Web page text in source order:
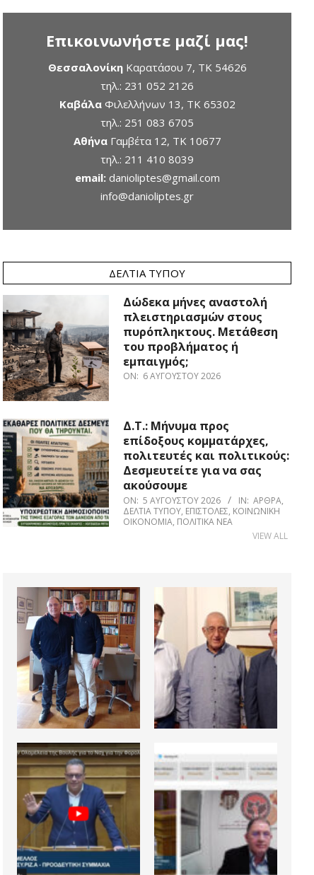
Επικοινωνήστε μαζί μας!
ΘεσσαλονίκηΚαρατάσου 7, TK 54626
τηλ.: 231 052 2126
ΚαβάλαΦιλελλήνων 13, ΤΚ 65302
τηλ.: 251 083 6705
ΑθήναΓαμβέτα 12, ΤΚ 10677
τηλ.: 211 410 8039
email: danioliptes@gmail.com
info@danioliptes.gr
ΔΕΛΤΊΑ ΤΎΠΟΥ
Δώδεκα μήνες αναστολή
πλειστηριασμών στους
πυρόπληκτους. Μετάθεση
του προβλήματος ή
εμπαιγμός;
ON: 6 ΑΥΓΟΎΣΤΟΥ 2026
Δ.Τ.: Μήνυμα προς
επίδοξους κομματάρχες,
πολιτευτές και πολιτικούς:
Δεσμευτείτε για να σας
ακούσουμε
ON: 5 ΑΥΓΟΎΣΤΟΥ 2026 IN: ΆΡΘΡΑ,
ΔΕΛΤΊΑ ΤΎΠΟΥ, ΕΠΙΣΤΟΛΈΣ, ΚΟΙΝΩΝΙΚΉ
ΟΙΚΟΝΟΜΊΑ, ΠΟΛΙΤΙΚΆ ΝΈΑ
VIEW ALL